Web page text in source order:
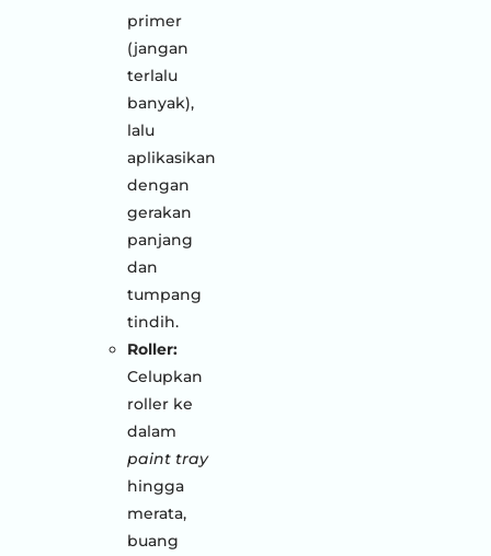
primer
(jangan
terlalu
banyak),
lalu
aplikasikan
dengan
gerakan
panjang
dan
tumpang
tindih.
Roller:
Celupkan
roller ke
dalam
paint tray
hingga
merata,
buang